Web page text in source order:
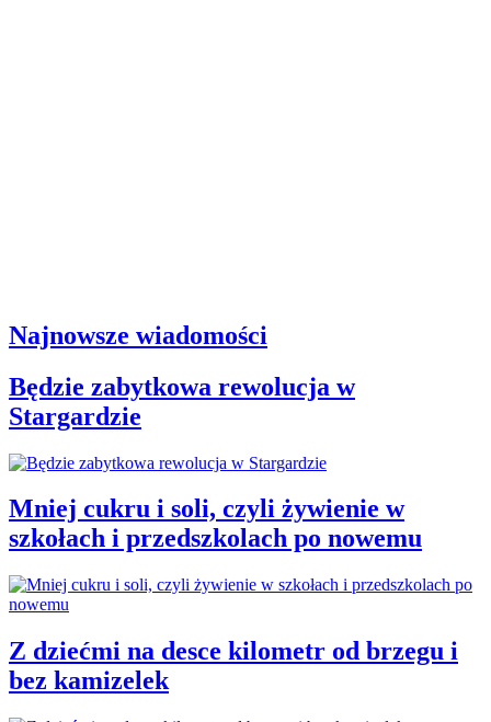
Najnowsze wiadomości
Będzie zabytkowa rewolucja w
Stargardzie
Mniej cukru i soli, czyli żywienie w
szkołach i przedszkolach po nowemu
Z dziećmi na desce kilometr od brzegu i
bez kamizelek